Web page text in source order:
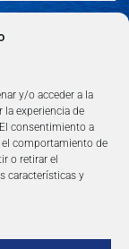
y/o acceder a la
experiencia de
consentimiento a
comportamiento de
o retirar el
características y
y